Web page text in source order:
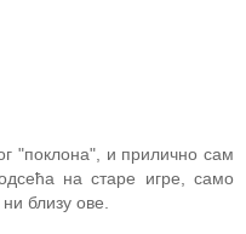
"поклона", и прилично сам
на старе игре, само
близу ове.